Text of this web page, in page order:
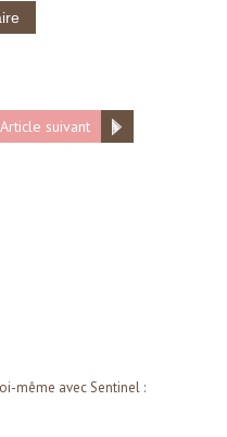
Article suivant
même avec Sentinel :